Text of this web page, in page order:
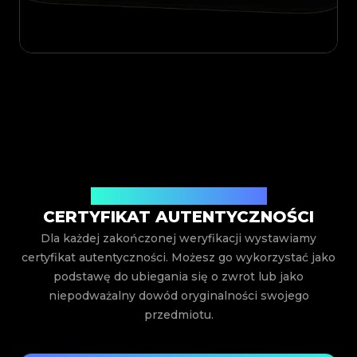
CERTYFIKAT AUTENTYCZNOŚCI
Dla każdej zakończonej weryfikacji wystawiamy
certyfikat autentyczności. Możesz go wykorzystać jako
podstawę do ubiegania się o zwrot lub jako
niepodważalny dowód oryginalności swojego
przedmiotu.